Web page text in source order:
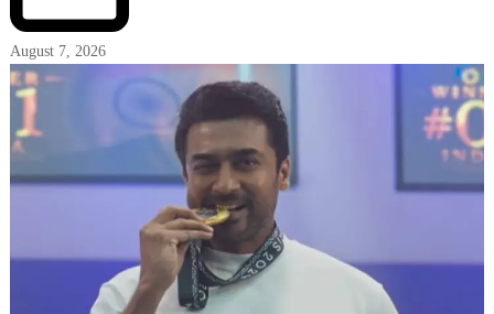
August 7, 2026